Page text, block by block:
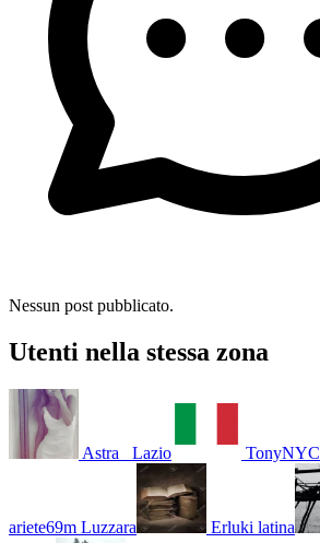
Nessun post pubblicato.
Utenti nella stessa zona
Astra_ Lazio TonyNYC
ariete69m Luzzara Erluki latina